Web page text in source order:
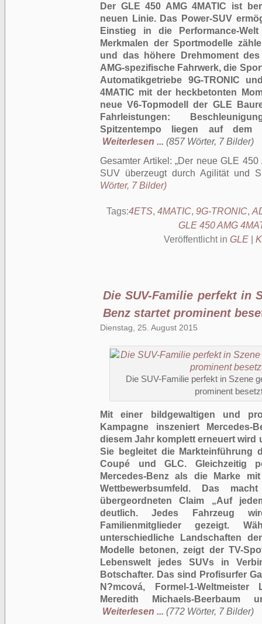
Der GLE 450 AMG 4MATIC ist
neuen Linie. Das Power-SUV
Einstieg in die Performance-
Merkmalen der Sportmodelle
und das höhere Drehmoment
AMG-spezifische Fahrwerk, die
Automatikgetriebe 9G-TRONIC
4MATIC mit der heckbetonten
neue V6-Topmodell der GLE
Fahrleistungen:
Spitzentempo liegen auf dem
Weiterlesen ... (857 Wörter, 7 Bilder)
Gesamter Artikel: Der neue GLE 450
SUV überzeugt durch Agilität und
Wörter, 7 Bilder)
Tags:4ETS, 4MATIC, 9G-TRONIC,
GLE 450 AMG
Veröffentlicht in GLE|
Die SUV-Familie perfekt in
Benz startet prominent
Dienstag, 25. August 2015
Die SUV-Familie perfekt in Szene
prominent
Mit einer bildgewaltigen und
Kampagne inszeniert
diesem Jahr komplett erneuert wird
Sie begleitet die Markteinführung
Coupé und GLC. Gleichzeitig
Mercedes-Benz als die Marke
Wettbewerbsumfeld. Das
übergeordneten Claim „Auf
deutlich. Jedes Fahrzeug
Familienmitglieder gezeigt.
unterschiedliche Landschaften
Modelle betonen, zeigt der TV-
Lebenswelt jedes SUVs in
Botschafter. Das sind Profisurfer
N?mcová, Formel-1-
Meredith Michaels-
Weiterlesen ... (772 Wörter, 7 Bilder)